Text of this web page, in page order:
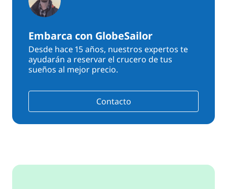
Embarca con GlobeSailor
Desde hace 15 años, nuestros expertos te
ayudarán a reservar el crucero de tus
sueños al mejor precio.
Contacto